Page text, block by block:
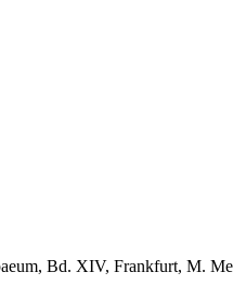
Bd. XIV, Frankfurt, M.